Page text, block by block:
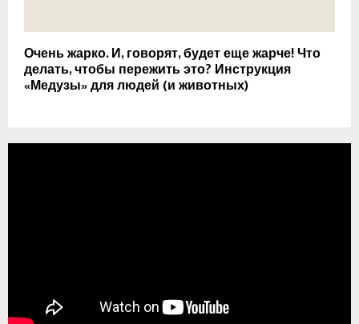
Очень жарко. И, говорят, будет еще жарче! Что
делать, чтобы пережить это? Инструкция
«Медузы» для людей (и животных)